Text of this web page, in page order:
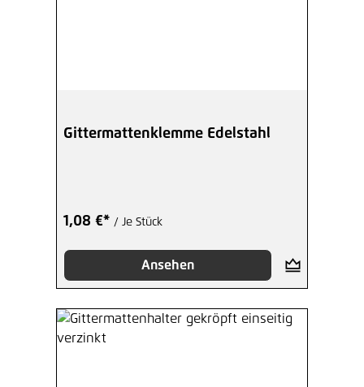
Gittermattenklemme Edelstahl
1,08 €* / Je Stück
Ansehen